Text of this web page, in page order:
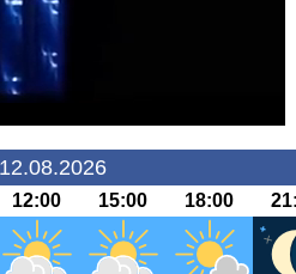
12:00 15:00 18:00